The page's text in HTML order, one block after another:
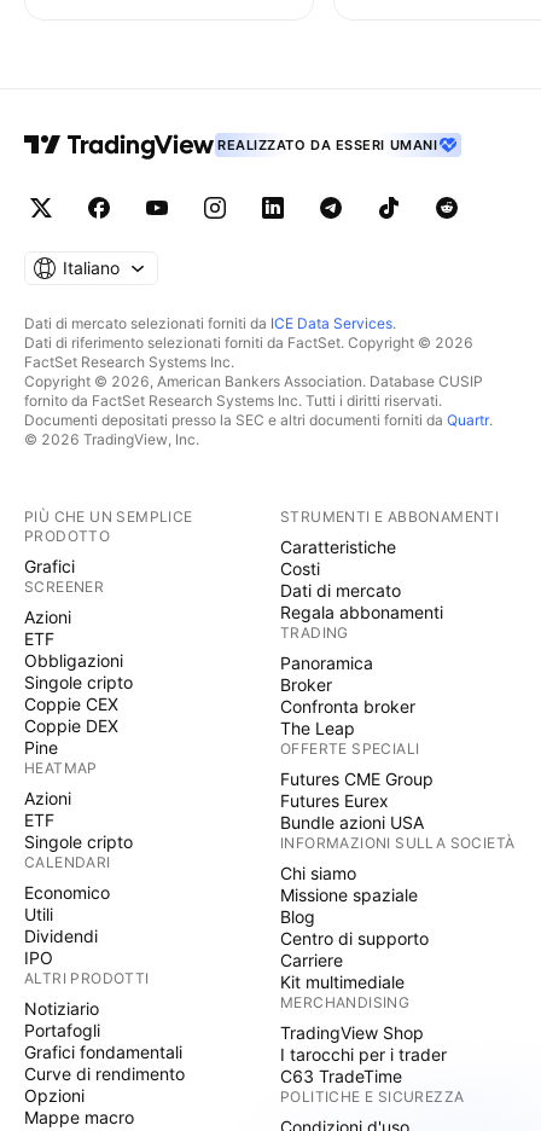
REALIZZATO DA ESSERI UMANI
Italiano
Dati di mercato selezionati forniti da ICE Data Services.
Dati di riferimento selezionati forniti da FactSet. Copyright © 2026
FactSet Research Systems Inc.
Copyright © 2026, American Bankers Association. Database CUSIP
fornito da FactSet Research Systems Inc. Tutti i diritti riservati.
Documenti depositati presso la SEC e altri documenti forniti da Quartr.
© 2026 TradingView, Inc.
PIÙ CHE UN SEMPLICE
PRODOTTO
Grafici
SCREENER
Azioni
ETF
Obbligazioni
Singole cripto
Coppie CEX
Coppie DEX
Pine
HEATMAP
Azioni
ETF
Singole cripto
CALENDARI
Economico
Utili
Dividendi
IPO
ALTRI PRODOTTI
Notiziario
Portafogli
Grafici fondamentali
Curve di rendimento
Opzioni
Mappe macro
STRUMENTI E ABBONAMENTI
Caratteristiche
Costi
Dati di mercato
Regala abbonamenti
TRADING
Panoramica
Broker
Confronta broker
The Leap
OFFERTE SPECIALI
Futures CME Group
Futures Eurex
Bundle azioni USA
INFORMAZIONI SULLA SOCIETÀ
Chi siamo
Missione spaziale
Blog
Centro di supporto
Carriere
Kit multimediale
MERCHANDISING
TradingView Shop
I tarocchi per i trader
C63 TradeTime
POLITICHE E SICUREZZA
Condizioni d'uso